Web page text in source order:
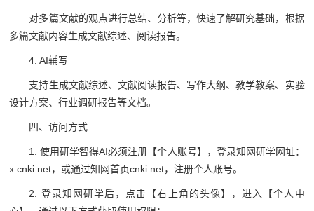
对多篇文献的观点进行总结、分析等，快速了解研究基础，根据
多篇文献内容生成文献综述、阅读报告。
4. AI辅写
支持生成文献综述、文献阅读报告、写作大纲、教学教案、实验
设计方案、行业调研报告等文档。
四、访问方式
1. 使用研学智得AI必须注册【个人账号】，登录知网研学网址：
x.cnki.net，或通过知网首页cnki.net，注册个人账号。
2. 登录知网研学后，点击【右上角的头像】，进入【个人中